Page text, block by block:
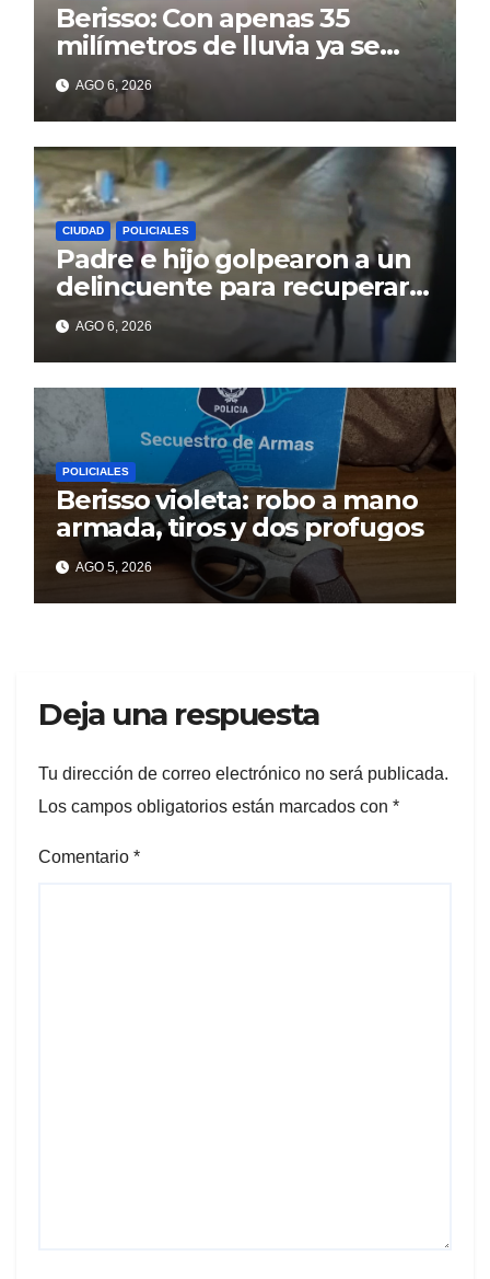
Berisso: Con apenas 35
milímetros de lluvia ya se
sienten los problemas
AGO 6, 2026
CIUDAD POLICIALES
Padre e hijo golpearon a un
delincuente para recuperar
un celular robado en Berisso
AGO 6, 2026
POLICIALES
Berisso violeta: robo a mano
armada, tiros y dos profugos
AGO 5, 2026
Deja una respuesta
Tu dirección de correo electrónico no será publicada.
Los campos obligatorios están marcados con *
Comentario *